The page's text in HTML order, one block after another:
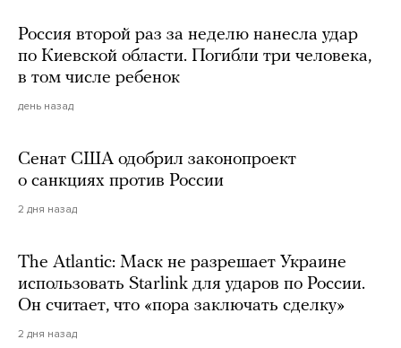
Россия второй раз за неделю нанесла удар
по Киевской области. Погибли три человека,
в том числе ребенок
день назад
Сенат США одобрил законопроект
о санкциях против России
2 дня назад
The Atlantic: Маск не разрешает Украине
использовать Starlink для ударов по России.
Он считает, что «пора заключать сделку»
2 дня назад